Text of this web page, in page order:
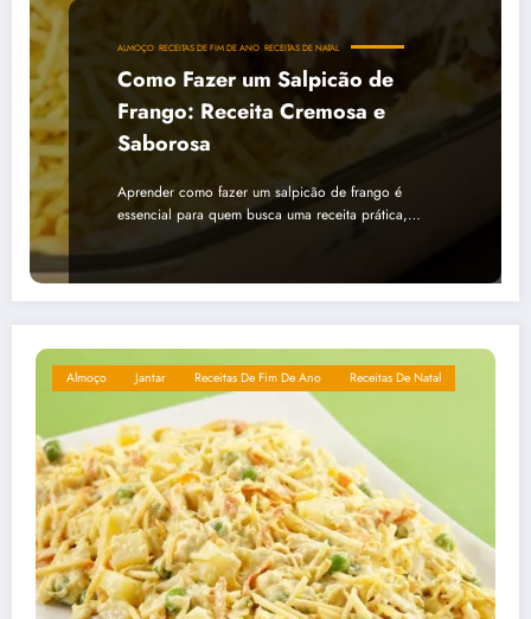
ALMOÇO RECEITAS DE FIM DE ANO RECEITAS DE NATAL
Como Fazer um Salpicão de
Frango: Receita Cremosa e
Saborosa
Aprender como fazer um salpicão de frango é
essencial para quem busca uma receita prática,…
Almoço Jantar Receitas De Fim De Ano Receitas De Natal